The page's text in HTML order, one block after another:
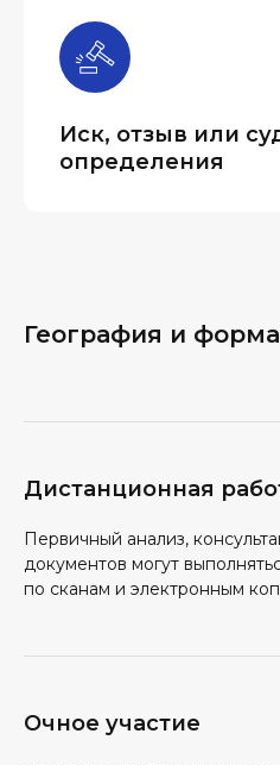
Иск, отзыв или
определения
География и
Дистанционная
Первичный анализ,
документов могут
по сканам и электронным
Очное участие